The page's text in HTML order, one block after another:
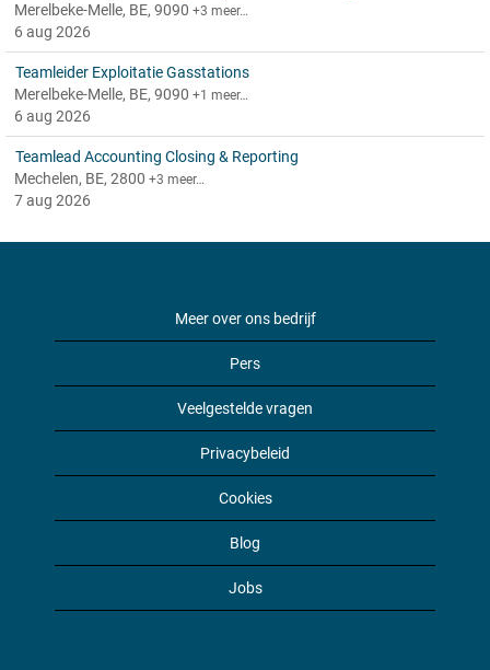
Merelbeke-Melle, BE, 9090 +3 meer…
6 aug 2026
Teamleider Exploitatie Gasstations
Merelbeke-Melle, BE, 9090 +1 meer…
6 aug 2026
Teamlead Accounting Closing & Reporting
Mechelen, BE, 2800 +3 meer…
7 aug 2026
Meer over ons bedrijf
Pers
Veelgestelde vragen
Privacybeleid
Cookies
Blog
Jobs